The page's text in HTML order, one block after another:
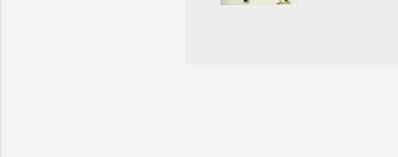
quem